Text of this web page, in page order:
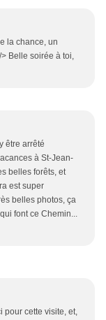
la chance, un
Belle soirée à toi,
être arrêté
à St-Jean-
belles forêts, et
est super
belles photos, ça
font ce Chemin...
pour cette visite, et,